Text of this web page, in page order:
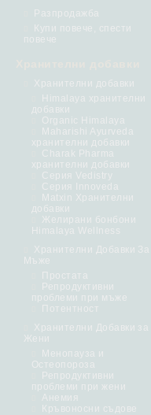
Разпродажба
Купи повече, спести
повече
Хранителни добавки
Himalaya хранителни
добавки
Organic Himalaya
Maharishi Ayurveda
хранителни добавки
Charak Pharma
хранителни добавки
Серия Vedistry
Серия Innoveda
Matxin Хранителни
добавки
Желирани бонбони
Himalaya Wellness
Хранителни Добавки За
Мъже
Простата
Репродуктивни
проблеми при мъже
Потентност
Хранителни Добавки за
Жени
Менопауза и
Остеопороза
Репродуктивни
проблеми при жени
Анемия
Кръвоносни съдове